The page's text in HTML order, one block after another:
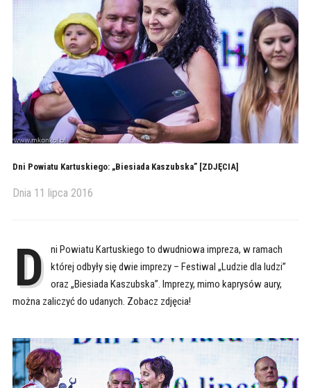
Dni Powiatu Kartuskiego: „Biesiada Kaszubska” [ZDJĘCIA]
Dnia 11 lipca 2016
D ni Powiatu Kartuskiego to dwudniowa impreza, w ramach
której odbyły się dwie imprezy – Festiwal „Ludzie dla ludzi”
oraz „Biesiada Kaszubska”. Imprezy, mimo kaprysów aury,
można zaliczyć do udanych. Zobacz zdjęcia!